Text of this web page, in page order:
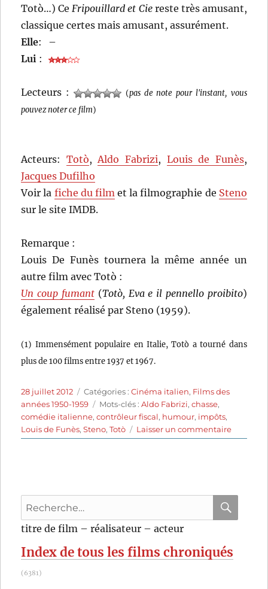
Totò…) Ce Fripouillard et Ciereste très amusant,
classique certes mais amusant, assurément.
Elle:
–
Lui :
Lecteurs : (pas de note pour l'instant, vous
pouvez noter ce film)
Acteurs: Totò, Aldo Fabrizi, Louis de Funès,
Jacques Dufilho
Voir la fiche du film et la filmographie de Steno
sur le site IMDB.
Remarque :
Louis De Funès tournera la même année un
autre film avec Totò :
Un coup fumant(Totò, Eva e il pennello proibito)
également réalisé par Steno (1959).
(1) Immensément populaire en Italie, Totò a tourné dans
plus de 100 films entre 1937 et 1967.
Publié
le
28 juillet 2012 Catégories
Catégories :Cinéma italien, Films des
années 1950-1959
Étiquettes
Mots-clés :Aldo Fabrizi,chasse,
comédie italienne,contrôleur fiscal, humour, impôts,
Louis de Funès,Steno,Totò Laisser un commentairesur
Recherche
pour
:
titre de film – réalisateur – acteur
Index de tous les films chroniqués
(6381)